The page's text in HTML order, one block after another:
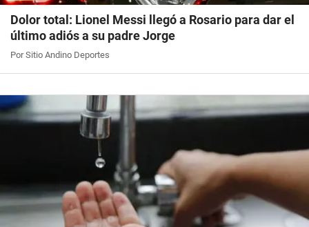
Dolor total: Lionel Messi llegó a Rosario para dar el
último adiós a su padre Jorge
Por Sitio Andino Deportes